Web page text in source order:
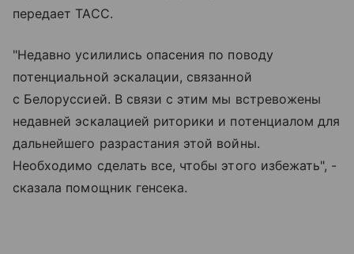
передает ТАСС.
"Недавно усилились опасения по поводу
потенциальной эскалации, связанной
с Белоруссией. В связи с этим мы встревожены
недавней эскалацией риторики и потенциалом для
дальнейшего разрастания этой войны.
Необходимо сделать все, чтобы этого избежать", -
сказала помощник генсека.